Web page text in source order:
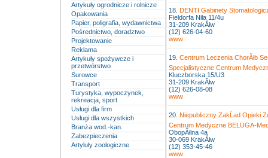
Artykuły ogrodnicze i rolnicze
Opakowania
Papier, poligrafia, wydawnictwa
Pośrednictwo, doradztwo
Projektowanie
Reklama
Artykuły spożywcze i
przetwórstwo
Surowce
Transport
Turystyka, wypoczynek,
rekreacja, sport
Usługi dla firm
Usługi dla wszystkich
Branża wod.-kan.
Zabezpieczenia
Artyluły zoologiczne
18. DENTI Gabinety
Fieldorfa Nila 11/4u
31-209 KrakĂłw
(12) 626-04-60
www
19. Centrum Leczenia ChorĂłb
Specjalistyczne Centrum
Kluczborska 15/U3
31-209 KrakĂłw
(12) 626-08-08
www
20. Niepubliczny ZakĹad Opieki
Centrum Medyczne BELUGA-
ObopĂłlna 4a
30-069 KrakĂłw
(12) 353-45-46
www